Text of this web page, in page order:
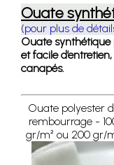
Ouate
(pour plus de
Ouate synthétique
et facile
canapés.
Ouate polyester
rembourrage -
gr/m² ou 200 gr/